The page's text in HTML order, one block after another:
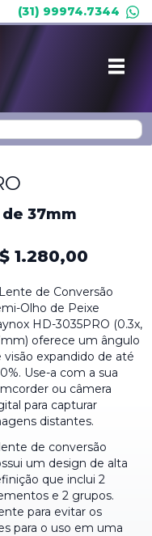
(31) 99974.7344
37mm
1.280,00
de Conversão
Olho de Peixe
HD-3035PRO (0.3x,
oferece um ângulo
visão expandido de até
Use-a com a sua
ou câmera
para capturar
distantes.
de conversão
um design de alta
que inclui 2
e 2 grupos.
para evitar os
para o uso em uma